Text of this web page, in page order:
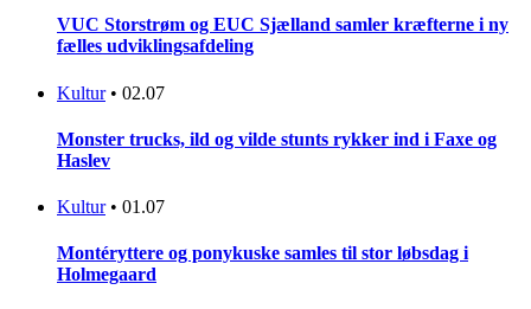
VUC Storstrøm og EUC Sjælland samler kræfterne i ny
fælles udviklingsafdeling
Kultur • 02.07
Monster trucks, ild og vilde stunts rykker ind i Faxe og
Haslev
Kultur • 01.07
Montéryttere og ponykuske samles til stor løbsdag i
Holmegaard